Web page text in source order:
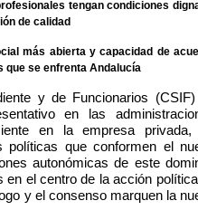
tengan condiciones
de calidad
más abierta y capacidad de
que se enfrenta Andalucía
y de Funcionarios
en las
en la empresa privada,
que conformen el
autonómicas de este
el centro de la acción
y el consenso marquen la